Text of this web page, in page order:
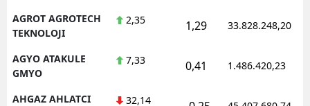
Kırklareli
AGROT AGROTECH
TEKNOLOJI
2,35 1,29 33.828.248,20
AGYO ATAKULE
GMYO
7,33 0,41 1.486.420,23
AHGAZ AHLATCI
32,14